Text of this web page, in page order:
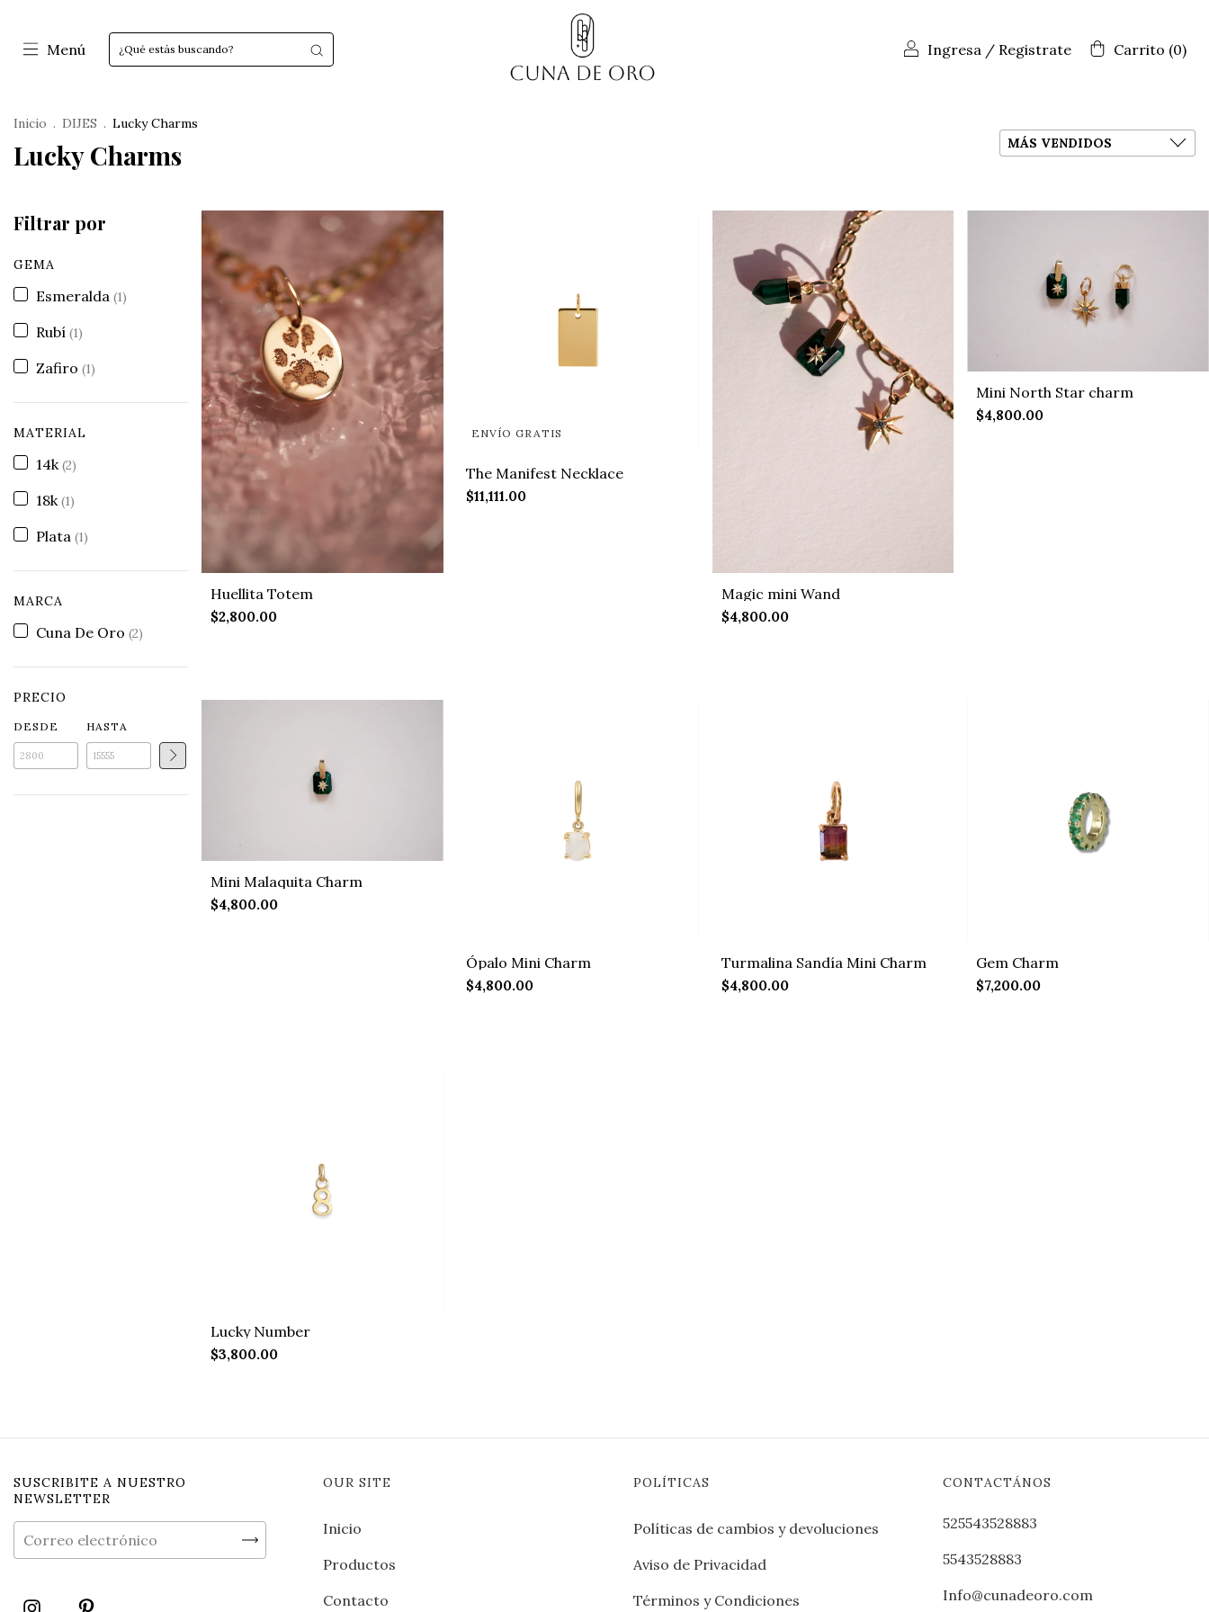
Menú Ingresa / Registrate Carrito (0)
Inicio . DIJES . Lucky Charms
Lucky Charms
Filtrar por
GEMA
Esmeralda (1)
Rubí (1)
Zafiro (1)
MATERIAL
14k(2)
18k(1)
Plata (1)
MARCA
Cuna De Oro (2)
PRECIO
DESDE HASTA
Huellita Totem
$2,800.00
ENVÍO GRATIS
The Manifest Necklace
$11,111.00
Magic mini Wand
$4,800.00
Mini North Star charm
$4,800.00
Mini Malaquita Charm
$4,800.00
Ópalo Mini Charm
$4,800.00
Turmalina Sandía Mini Charm
$4,800.00
Gem Charm
$7,200.00
Lucky Number
$3,800.00
SUSCRIBITE A NUESTRO
NEWSLETTER
OUR SITE
Inicio
Productos
Contacto
POLÍTICAS
Políticas de cambios y devoluciones
Aviso de Privacidad
Términos y Condiciones
CONTACTÁNOS
525543528883
5543528883
Info@cunadeoro.com